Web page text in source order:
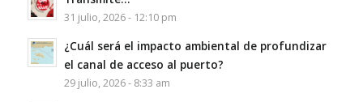
31 julio, 2026 - 12:10 pm
¿Cuál será el impacto ambiental de profundizar
el canal de acceso al puerto?
29 julio, 2026 - 8:33 am